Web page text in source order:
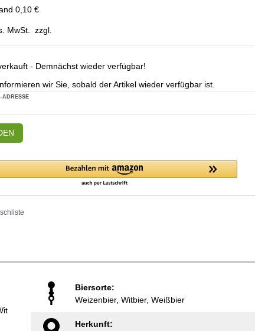
0,10 €
MwSt. zzgl.
- Demnächst wieder verfügbar!
wir Sie, sobald der Artikel wieder verfügbar ist.
ADRESSE
Biersorte:
Weizenbier, Witbier, Weißbier
Herkunft: